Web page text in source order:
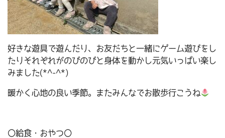
好きな遊具で遊んだり、お友だちと一緒にゲーム遊びをし
たりそれぞれがのびのびと身体を動かし元気いっぱい楽し
みました(*^-^*)
暖かく心地の良い季節。またみんなでお散歩行こうね
〇給食・おやつ〇